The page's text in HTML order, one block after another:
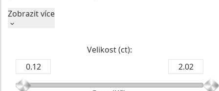
Luxusní briliantové prsteny
pravosti, se hodí k zásnubám, narozeninám, výročí i jako
Naše kolekce briliantových prstenů Vám poskytne
nejen nadčasový luxus, ale také jistotu nákupu
broušených
přírodního původu dané kvality
verifikované největšími světovými autoritami v oblasti
Zobrazit více
Velikost (ct):